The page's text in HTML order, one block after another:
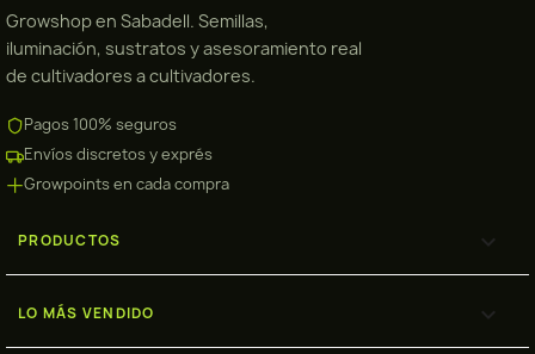
Growshop en Sabadell. Semillas,
iluminación, sustratos y asesoramiento real
de cultivadores a cultivadores.
Pagos 100% seguros
Envíos discretos y exprés
Growpoints en cada compra
PRODUCTOS 
LO MÁS VENDIDO 